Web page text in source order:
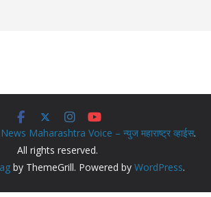
News Maharashtra Voice – न्युज महाराष्ट्र व्हाईस.
All rights reserved.
by ThemeGrill. Powered by WordPress.